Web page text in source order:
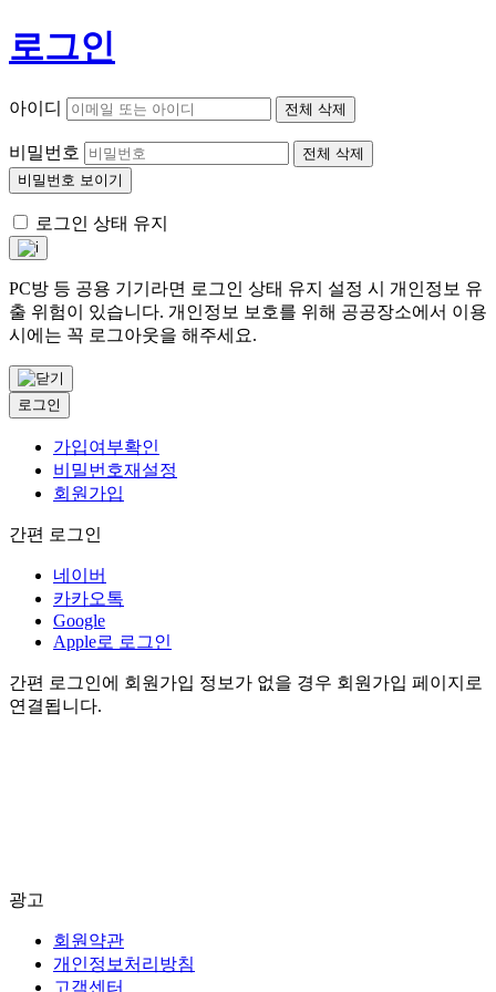
로그인
아이디 전체 삭제
비밀번호
전체 삭제
비밀번호 보이기
로그인 상태 유지
PC방 등 공용 기기라면 로그인 상태 유지 설정 시 개인정보 유
출 위험이 있습니다. 개인정보 보호를 위해 공공장소에서 이용
시에는 꼭 로그아웃을 해주세요.
로그인
가입여부확인
비밀번호재설정
회원가입
간편 로그인
네이버
카카오톡
Google
Apple로 로그인
간편 로그인에 회원가입 정보가 없을 경우 회원가입 페이지로
연결됩니다.
광고
회원약관
개인정보처리방침
고객센터